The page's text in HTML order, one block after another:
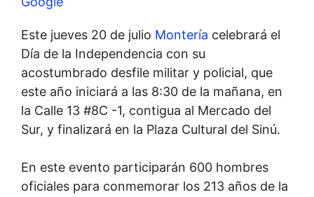
Este jueves 20 de julio Montería celebrará el
Día de la Independencia con su
acostumbrado desfile militar y policial, que
este año iniciará a las 8:30 de la mañana, en
la Calle 13 #8C -1, contigua al Mercado del
Sur, y finalizará en la Plaza Cultural del Sinú.
En este evento participarán 600 hombres
oficiales para conmemorar los 213 años de la